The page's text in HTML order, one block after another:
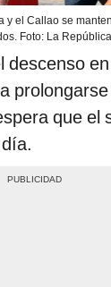
y el Callao se
Foto: La República
descenso
que el